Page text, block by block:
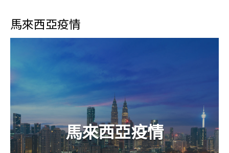
馬來西亞疫情
馬來西亞疫情